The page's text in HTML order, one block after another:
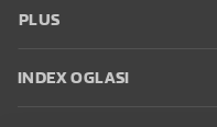
PLUS
INDEX OGLASI